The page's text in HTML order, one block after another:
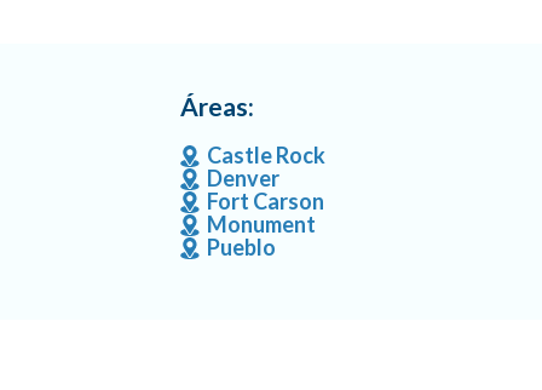
Áreas:
Castle Rock
Denver
Fort Carson
Monument
Pueblo